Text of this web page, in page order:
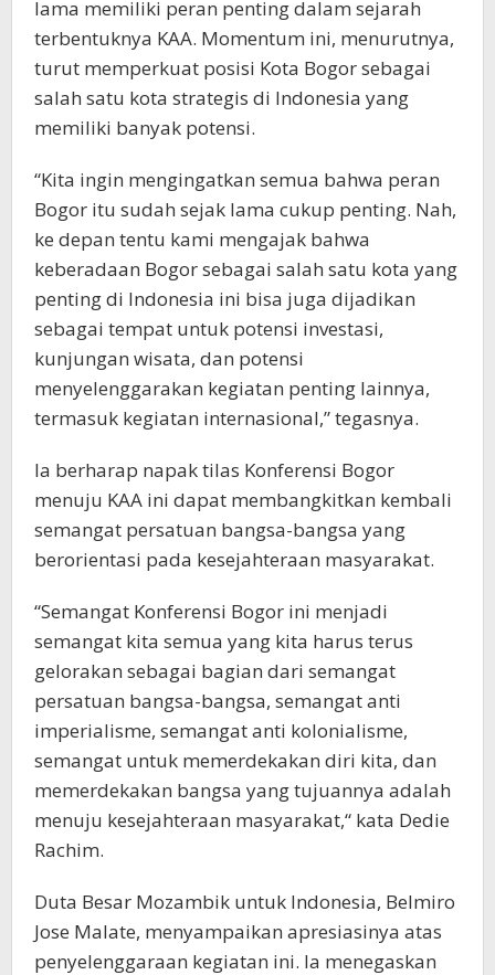
lama memiliki peran penting dalam sejarah
terbentuknya KAA. Momentum ini, menurutnya,
turut memperkuat posisi Kota Bogor sebagai
salah satu kota strategis di Indonesia yang
memiliki banyak potensi.
“Kita ingin mengingatkan semua bahwa peran
Bogor itu sudah sejak lama cukup penting. Nah,
ke depan tentu kami mengajak bahwa
keberadaan Bogor sebagai salah satu kota yang
penting di Indonesia ini bisa juga dijadikan
sebagai tempat untuk potensi investasi,
kunjungan wisata, dan potensi
menyelenggarakan kegiatan penting lainnya,
termasuk kegiatan internasional,” tegasnya.
Ia berharap napak tilas Konferensi Bogor
menuju KAA ini dapat membangkitkan kembali
semangat persatuan bangsa-bangsa yang
berorientasi pada kesejahteraan masyarakat.
“Semangat Konferensi Bogor ini menjadi
semangat kita semua yang kita harus terus
gelorakan sebagai bagian dari semangat
persatuan bangsa-bangsa, semangat anti
imperialisme, semangat anti kolonialisme,
semangat untuk memerdekakan diri kita, dan
memerdekakan bangsa yang tujuannya adalah
menuju kesejahteraan masyarakat,“ kata Dedie
Rachim.
Duta Besar Mozambik untuk Indonesia, Belmiro
Jose Malate, menyampaikan apresiasinya atas
penyelenggaraan kegiatan ini. Ia menegaskan